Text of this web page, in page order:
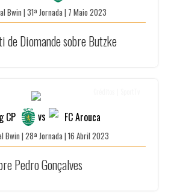
Bwin | 31ª Jornada | 7 Maio 2023
de Diomande sobre Butzke
CP vs FC Arouca
Bwin | 28ª Jornada | 16 Abril 2023
Pedro Gonçalves